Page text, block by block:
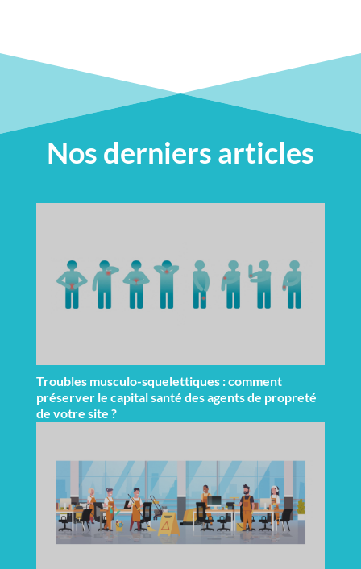
Nos derniers articles
Troubles musculo-squelettiques : comment
préserver le capital santé des agents de propreté
de votre site ?